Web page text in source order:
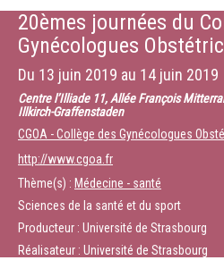
20èmes journées du
Gynécologues
Du 13 juin 2019 au 14 juin 2019
Centre l’Illiade 11, Allée François
Illkirch-Graffenstaden
CGOA - Collège des Gynécologues
http://www.cgoa.fr
Thème(s) : Médecine - santé
Sciences de la santé et du sport
Producteur : Université de Strasbourg
Réalisateur : Université de Strasbourg